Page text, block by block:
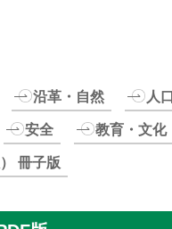
沿革・自然 人口
安全 教育・文化
冊子版